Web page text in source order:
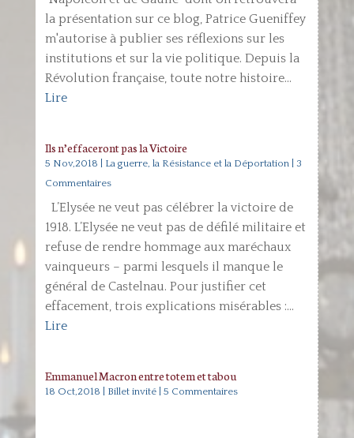
la présentation sur ce blog, Patrice Gueniffey
m'autorise à publier ses réflexions sur les
institutions et sur la vie politique. Depuis la
Révolution française, toute notre histoire...
Lire
Ils n’effaceront pas la Victoire
5 Nov,2018 La guerre, la Résistance et la Déportation| 3
Commentaires
L’Elysée ne veut pas célébrer la victoire de
1918. L’Elysée ne veut pas de défilé militaire et
refuse de rendre hommage aux maréchaux
vainqueurs – parmi lesquels il manque le
général de Castelnau. Pour justifier cet
effacement, trois explications misérables :...
Lire
Emmanuel Macron entre totem et tabou
18 Oct,2018 Billet invité| 5 Commentaires